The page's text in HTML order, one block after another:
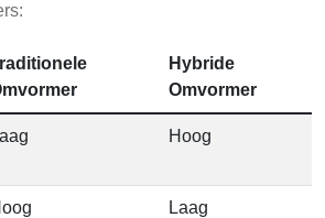
Hybride
Omvormer
Hoog
Laag